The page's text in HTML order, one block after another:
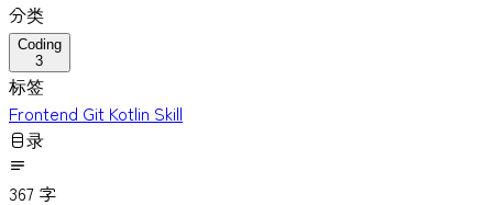
分类
Coding
3
标签
Frontend Git Kotlin Skill
目录
367 字